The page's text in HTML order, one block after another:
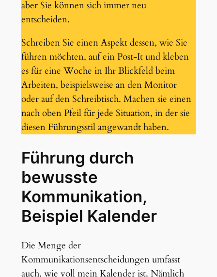
aber Sie können sich immer neu
entscheiden.
Schreiben Sie einen Aspekt dessen, wie Sie
führen möchten, auf ein Post-It und kleben
es für eine Woche in Ihr Blickfeld beim
Arbeiten, beispielsweise an den Monitor
oder auf den Schreibtisch. Machen sie einen
nach oben Pfeil für jede Situation, in der sie
diesen Führungsstil angewandt haben.
Führung durch
bewusste
Kommunikation,
Beispiel Kalender
Die Menge der
Kommunikationsentscheidungen umfasst
auch, wie voll mein Kalender ist. Nämlich